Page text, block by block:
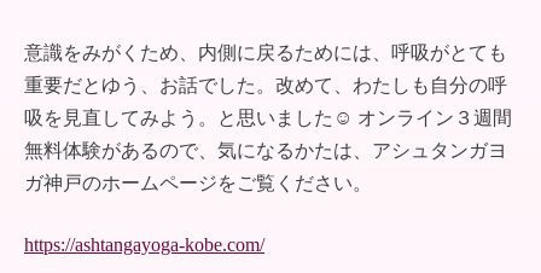
意識をみがくため、内側に戻るためには、呼吸がとても
重要だとゆう、お話でした。改めて、わたしも自分の呼
吸を見直してみよう。と思いました☺︎ オンライン３週間
無料体験があるので、気になるかたは、アシュタンガヨ
ガ神戸のホームページをご覧ください。
https://ashtangayoga-kobe.com/